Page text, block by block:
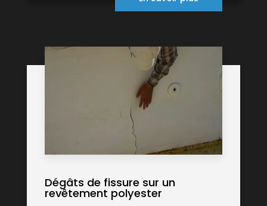
Dégâts de fissure sur un
revêtement polyester